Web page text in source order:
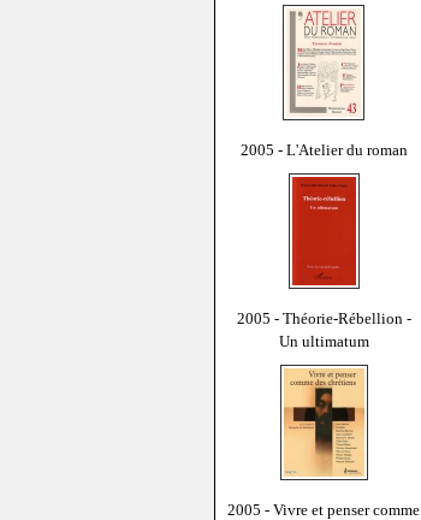
2005 - L'Atelier du roman
2005 - Théorie-Rébellion -
Un ultimatum
2005 - Vivre et penser comme